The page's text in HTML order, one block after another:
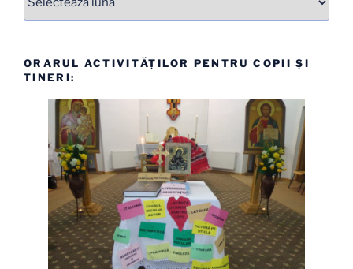
ORARUL ACTIVITĂȚILOR PENTRU COPII ȘI
TINERI: